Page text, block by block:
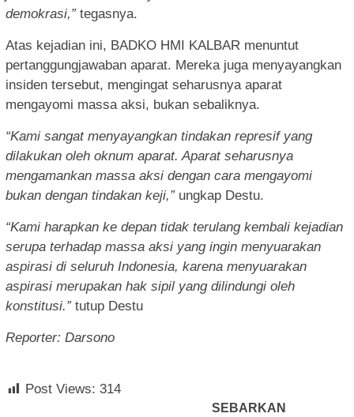
demokrasi,”tegasnya.
Atas kejadian ini, BADKO HMI KALBAR menuntut
pertanggungjawaban aparat. Mereka juga menyayangkan
insiden tersebut, mengingat seharusnya aparat
mengayomi massa aksi, bukan sebaliknya.
“Kami sangat menyayangkan tindakan represif yang
dilakukan oleh oknum aparat. Aparat seharusnya
mengamankan massa aksi dengan cara mengayomi
bukan dengan tindakan keji,”ungkap Destu.
“Kami harapkan ke depan tidak terulang kembali kejadian
serupa terhadap massa aksi yang ingin menyuarakan
aspirasi di seluruh Indonesia, karena menyuarakan
aspirasi merupakan hak sipil yang dilindungi oleh
konstitusi.”tutup Destu
Reporter: Darsono
Post Views: 314
SEBARKAN